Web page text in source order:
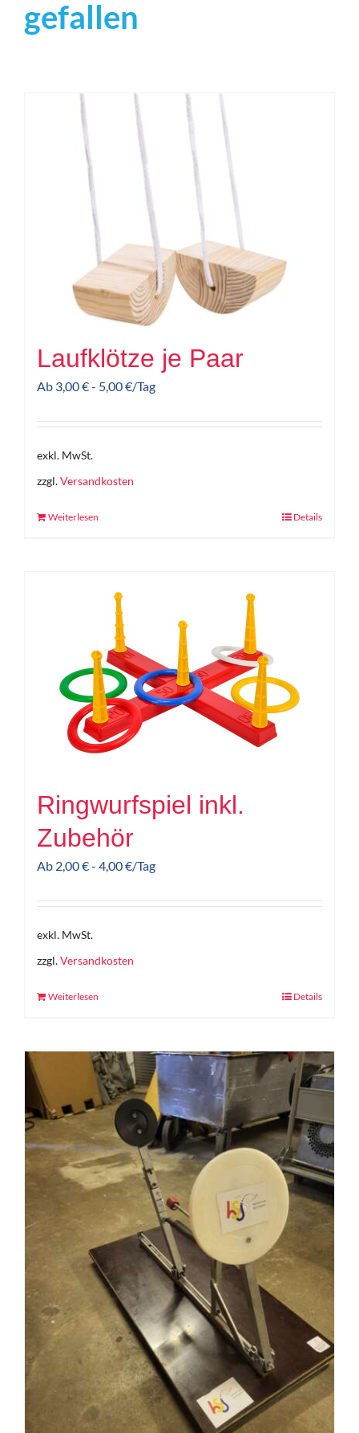
gefallen
Laufklötze je Paar
Ab 3,00€- 5,00€/Tag
exkl. MwSt.
zzgl.Versandkosten
Weiterlesen Details
Ringwurfspiel inkl.
Zubehör
Ab 2,00€- 4,00€/Tag
exkl. MwSt.
zzgl.Versandkosten
Weiterlesen Details